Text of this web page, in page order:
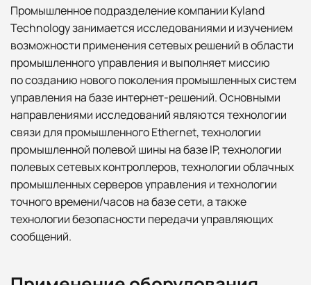
Промышленное подразделение компании Kyland
Technology занимается исследованиями и изучением
возможности применения сетевых решений в области
промышленного управления и выполняет миссию
по созданию нового поколения промышленных систем
управления на базе интернет-решений. Основными
направлениями исследований являются технологии
связи для промышленного Ethernet, технологии
промышленной полевой шины на базе IP, технологии
полевых сетевых контроллеров, технологии облачных
промышленных серверов управления и технологии
точного времени/часов на базе сети, а также
технологии безопасности передачи управляющих
сообщений.